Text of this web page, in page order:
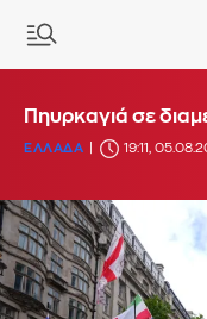
Πηυρκαγιά σε
ΕΛΛΑΔΑ 19:11,